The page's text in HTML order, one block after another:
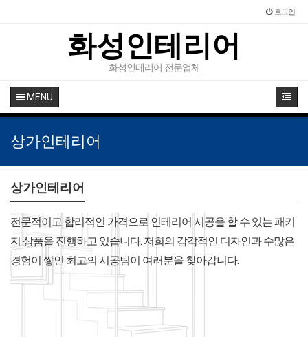
로그인
화성인테리어
화성인테리어 전문업체
MENU
상가인테리어
상가인테리어
전문적이고 합리적인 가격으로 인테리어 시공을 할 수 있는 패키
지 상품을 진행하고 있습니다. 저희의 감각적인 디자인과 수많은
경험이 쌓인 최고의 시공팀이 여러분을 찾아갑니다.